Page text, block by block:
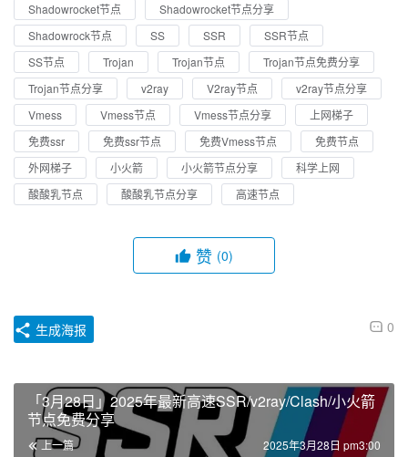
Shadowrocket节点
Shadowrocket节点分享
Shadowrock节点
SS SSR
SSR节点
SS节点
Trojan Trojan节点
Trojan节点免费分享
Trojan节点分享
v2ray V2ray节点
v2ray节点分享
Vmess
Vmess节点 Vmess节点分享
上网梯子
免费ssr
免费ssr节点 免费Vmess节点
免费节点
外网梯子
小火箭 小火箭节点分享
科学上网
酸酸乳节点
酸酸乳节点分享 高速节点
赞 (0)
0
生成海报
「3月28日」2025年最新高速SSR/v2ray/Clash/小火箭
节点免费分享
上一篇 2025年3月28日 pm3:00